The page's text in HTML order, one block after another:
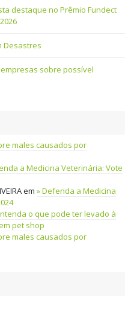
destaque no Prêmio Fundect
Desastres
sobre possível
males causados por
a Medicina Veterinária: Vote
em
Defenda a Medicina
o que pode ter levado à
pet shop
males causados por